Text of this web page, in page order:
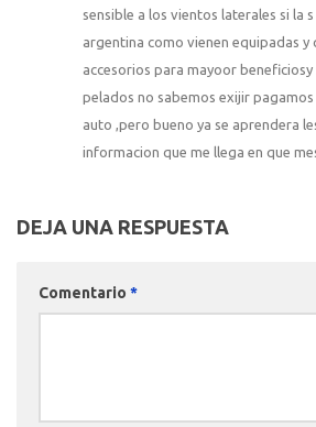
sensible a los vientos laterales si la
argentina como vienen equipadas y
accesorios para mayoor
pelados no sabemos exijir
auto ,pero bueno ya se aprendera
informacion que me llega en que
DEJA UNA RESPUESTA
Comentario *